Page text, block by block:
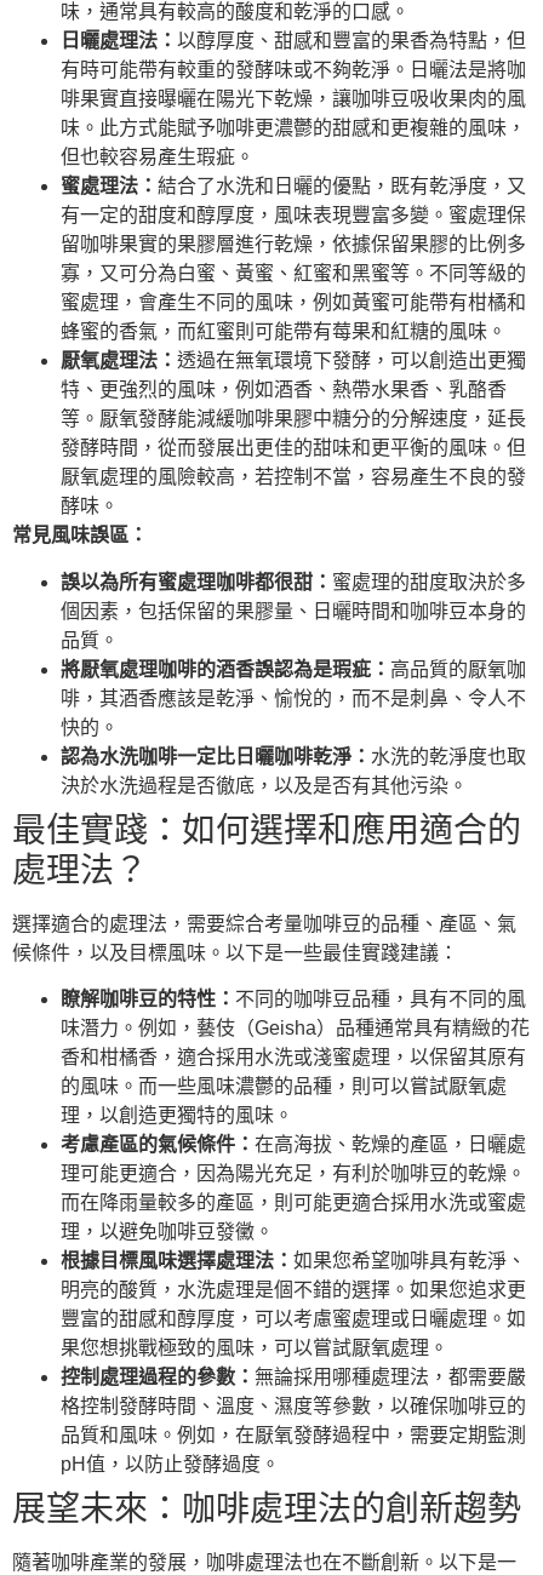
味，通常具有較高的酸度和乾淨的口感。
日曬處理法： 以醇厚度、甜感和豐富的果香為特點，但
有時可能帶有較重的發酵味或不夠乾淨。日曬法是將咖
啡果實直接曝曬在陽光下乾燥，讓咖啡豆吸收果肉的風
味。此方式能賦予咖啡更濃鬱的甜感和更複雜的風味，
但也較容易產生瑕疵。
蜜處理法： 結合了水洗和日曬的優點，既有乾淨度，又
有一定的甜度和醇厚度，風味表現豐富多變。蜜處理保
留咖啡果實的果膠層進行乾燥，依據保留果膠的比例多
寡，又可分為白蜜、黃蜜、紅蜜和黑蜜等。不同等級的
蜜處理，會產生不同的風味，例如黃蜜可能帶有柑橘和
蜂蜜的香氣，而紅蜜則可能帶有莓果和紅糖的風味。
厭氧處理法： 透過在無氧環境下發酵，可以創造出更獨
特、更強烈的風味，例如酒香、熱帶水果香、乳酪香
等。厭氧發酵能減緩咖啡果膠中糖分的分解速度，延長
發酵時間，從而發展出更佳的甜味和更平衡的風味。但
厭氧處理的風險較高，若控制不當，容易產生不良的發
酵味。
常見風味誤區：
誤以為所有蜜處理咖啡都很甜： 蜜處理的甜度取決於多
個因素，包括保留的果膠量、日曬時間和咖啡豆本身的
品質。
將厭氧處理咖啡的酒香誤認為是瑕疵： 高品質的厭氧咖
啡，其酒香應該是乾淨、愉悅的，而不是刺鼻、令人不
快的。
認為水洗咖啡一定比日曬咖啡乾淨： 水洗的乾淨度也取
決於水洗過程是否徹底，以及是否有其他污染。
最佳實踐：如何選擇和應用適合的
處理法？
選擇適合的處理法，需要綜合考量咖啡豆的品種、產區、氣
候條件，以及目標風味。以下是一些最佳實踐建議：
瞭解咖啡豆的特性： 不同的咖啡豆品種，具有不同的風
味潛力。例如，藝伎（Geisha）品種通常具有精緻的花
香和柑橘香，適合採用水洗或淺蜜處理，以保留其原有
的風味。而一些風味濃鬱的品種，則可以嘗試厭氧處
理，以創造更獨特的風味。
考慮產區的氣候條件： 在高海拔、乾燥的產區，日曬處
理可能更適合，因為陽光充足，有利於咖啡豆的乾燥。
而在降雨量較多的產區，則可能更適合採用水洗或蜜處
理，以避免咖啡豆發黴。
根據目標風味選擇處理法： 如果您希望咖啡具有乾淨、
明亮的酸質，水洗處理是個不錯的選擇。如果您追求更
豐富的甜感和醇厚度，可以考慮蜜處理或日曬處理。如
果您想挑戰極致的風味，可以嘗試厭氧處理。
控制處理過程的參數： 無論採用哪種處理法，都需要嚴
格控制發酵時間、溫度、濕度等參數，以確保咖啡豆的
品質和風味。例如，在厭氧發酵過程中，需要定期監測
pH值，以防止發酵過度。
展望未來：咖啡處理法的創新趨勢
隨著咖啡產業的發展，咖啡處理法也在不斷創新。以下是一